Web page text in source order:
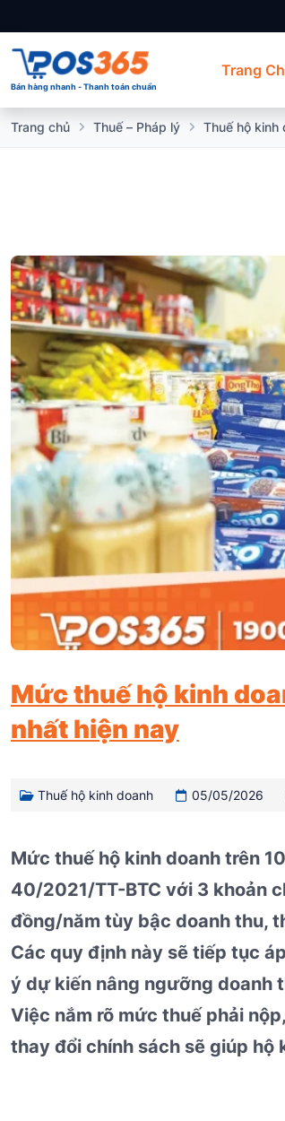
Bán hàng nhanh - Thanh toán chuẩn
Trang
Trang chủ Thuế – Pháp lý Thuế hộ kinh
Mức thuế hộ kinh
nhất hiện nay
Thuế hộ kinh doanh 05/05/2026
Mức thuế hộ kinh doanh trên
40/2021/TT-BTC với 3 khoản
đồng/năm tùy bậc doanh thu,
Các quy định này sẽ tiếp tục
ý dự kiến nâng ngưỡng doanh
Việc nắm rõ mức thuế phải
thay đổi chính sách sẽ giúp hộ